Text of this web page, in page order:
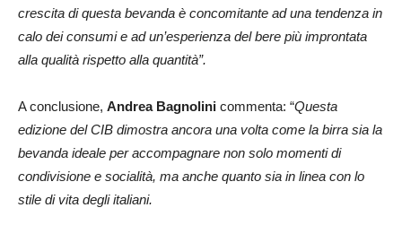
crescita di questa bevanda è concomitante ad una tendenza in
calo dei consumi e ad un’esperienza del bere più improntata
alla qualità rispetto alla quantità”.
A conclusione, Andrea Bagnolini commenta: “Questa
edizione del CIB dimostra ancora una volta come la birra sia la
bevanda ideale per accompagnare non solo momenti di
condivisione e socialità, ma anche quanto sia in linea con lo
stile di vita degli italiani.